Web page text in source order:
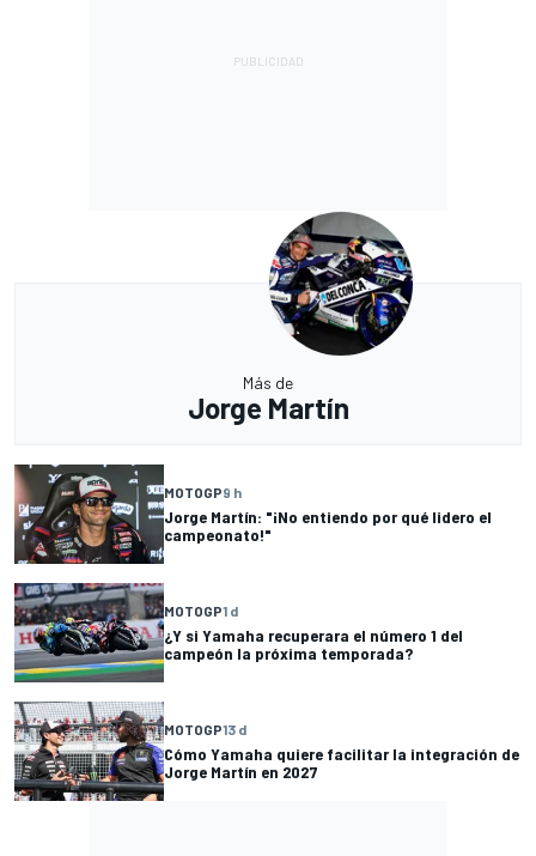
Más de
Jorge Martín
MOTOGP9 h
Jorge Martín: "¡No entiendo por qué lidero el
campeonato!"
MOTOGP1 d
¿Y si Yamaha recuperara el número 1 del
campeón la próxima temporada?
MOTOGP13 d
Cómo Yamaha quiere facilitar la integración de
Jorge Martín en 2027